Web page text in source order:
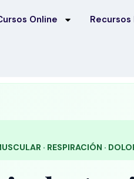
Online Recursos
· RESPIRACIÓN ·